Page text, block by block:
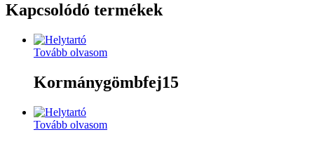
Kapcsolódó termékek
Tovább olvasom
Kormánygömbfej15
Tovább olvasom